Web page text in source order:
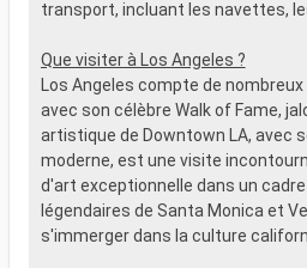
transport, incluant les navettes,
Que visiter à Los Angeles ?
Los Angeles compte de
avec son célèbre Walk of Fame,
artistique de Downtown LA, avec
moderne, est une visite
d'art exceptionnelle dans un
légendaires de Santa Monica et
s'immerger dans la culture